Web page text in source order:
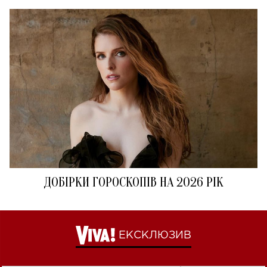
ДОБІРКИ ГОРОСКОПІВ НА 2026 РІК
ЕКСКЛЮЗИВ